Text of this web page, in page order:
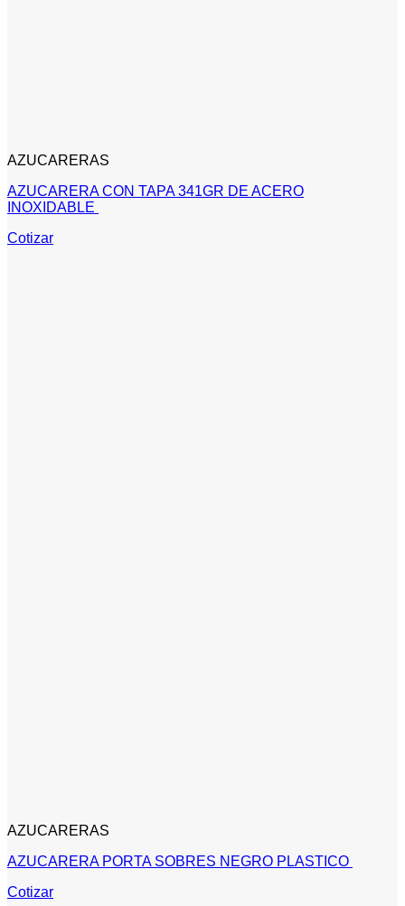
AZUCARERAS
AZUCARERA CON TAPA 341GR DE ACERO
INOXIDABLE
Cotizar
AZUCARERAS
AZUCARERA PORTA SOBRES NEGRO PLASTICO
Cotizar